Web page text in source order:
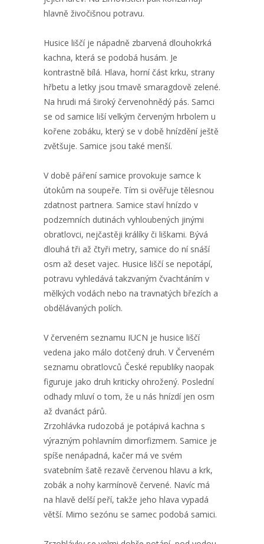
hlavně živočišnou potravu.
Husice liščí je nápadně zbarvená dlouhokrká
kachna, která se podobá husám. Je
kontrastně bílá. Hlava, horní část krku, strany
hřbetu a letky jsou tmavě smaragdově zelené.
Na hrudi má široký červenohnědý pás. Samci
se od samice liší velkým červeným hrbolem u
kořene zobáku, který se v době hnízdění ještě
zvětšuje. Samice jsou také menší.
V době páření samice provokuje samce k
útokům na soupeře. Tím si ověřuje tělesnou
zdatnost partnera. Samice staví hnízdo v
podzemních dutinách vyhloubených jinými
obratlovci, nejčastěji králíky či liškami. Bývá
dlouhá tři až čtyři metry, samice do ní snáší
osm až deset vajec. Husice liščí se nepotápí,
potravu vyhledává takzvaným čvachtáním v
mělkých vodách nebo na travnatých březích a
obdělávaných polích.
V červeném seznamu IUCN je husice liščí
vedena jako málo dotčený druh. V Červeném
seznamu obratlovců České republiky naopak
figuruje jako druh kriticky ohrožený. Poslední
odhady mluví o tom, že u nás hnízdí jen osm
až dvanáct párů.
Zrzohlávka rudozobá je potápivá kachna s
výrazným pohlavním dimorfizmem. Samice je
spíše nenápadná, kačer má ve svém
svatebním šatě rezavě červenou hlavu a krk,
zobák a nohy karmínově červené. Navíc má
na hlavě delší peří, takže jeho hlava vypadá
větší. Mimo sezónu se samec podobá samici.